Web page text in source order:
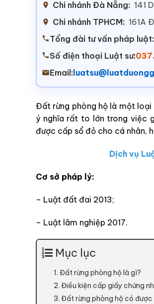
Chi nhánh Đà Nẵng: 141
Chi nhánh TPHCM: 161A
Tổng đài tư vấn pháp luật:
Số điện thoại Luật sư:
Email:
Đất rừng phòng hộ là một
ý nghĩa rất to lớn trong việc
được cấp sổ đỏ cho cá nhân,
Dịch vụ
Cơ sở pháp lý:
– Luật đất đai 2013;
– Luật lâm nghiệp 2017.
Mục lục
1. Đất rừng phòng hộ là gì?
2. Điều kiện cấp giấy chứng
3. Đất rừng phòng hộ có